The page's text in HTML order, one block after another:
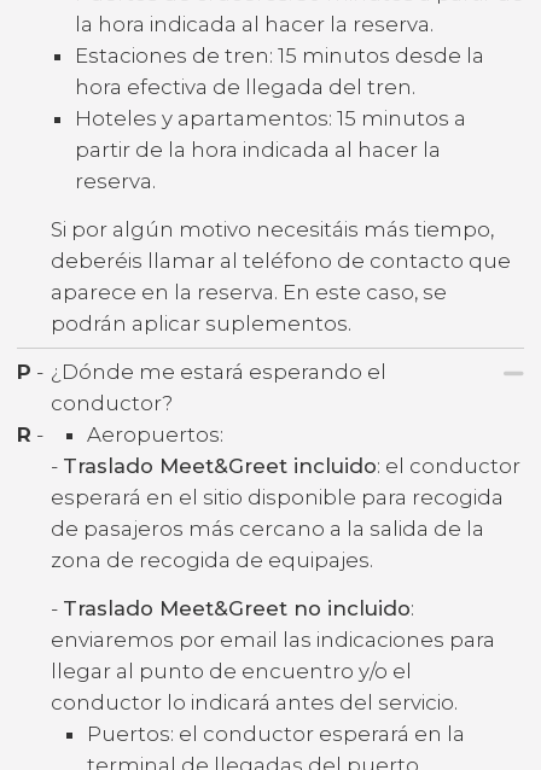
la hora indicada al hacer la reserva.
Estaciones de tren: 15 minutos desde la
hora efectiva de llegada del tren.
Hoteles y apartamentos: 15 minutos a
partir de la hora indicada al hacer la
reserva.
Si por algún motivo necesitáis más tiempo,
deberéis llamar al teléfono de contacto que
aparece en la reserva. En este caso, se
podrán aplicar suplementos.
P - ¿Dónde me estará esperando el
conductor?
R -
Aeropuertos:
- Traslado Meet&Greet incluido: el conductor
esperará en el sitio disponible para recogida
de pasajeros más cercano a la salida de la
zona de recogida de equipajes.
- Traslado Meet&Greet no incluido:
enviaremos por email las indicaciones para
llegar al punto de encuentro y/o el
conductor lo indicará antes del servicio.
Puertos: el conductor esperará en la
terminal de llegadas del puerto.